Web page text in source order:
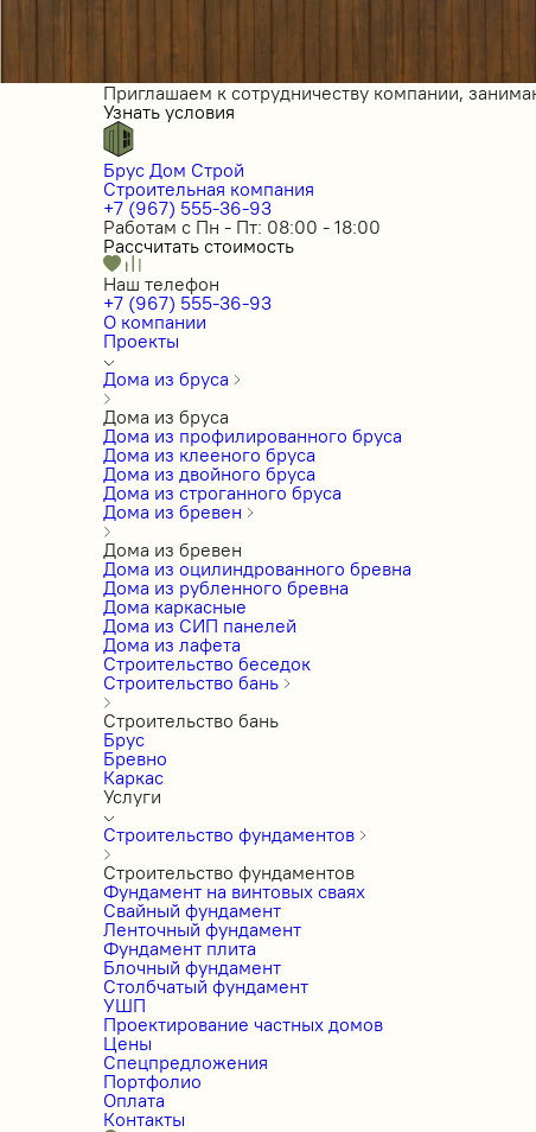
Приглашаем к сотрудничеству компании,
Узнать условия
Брус Дом Строй
Строительная компания
+7 (967) 555-36-93
Работам с Пн - Пт: 08:00 - 18:00
Рассчитать стоимость
Наш телефон
+7 (967) 555-36-93
О компании
Проекты
Дома из бруса
Дома из бруса
Дома из профилированного бруса
Дома из клееного бруса
Дома из двойного бруса
Дома из строганного бруса
Дома из бревен
Дома из бревен
Дома из оцилиндрованного бревна
Дома из рубленного бревна
Дома каркасные
Дома из СИП панелей
Дома из лафета
Строительство беседок
Строительство бань
Строительство бань
Брус
Бревно
Каркас
Услуги
Строительство фундаментов
Строительство фундаментов
Фундамент на винтовых сваях
Свайный фундамент
Ленточный фундамент
Фундамент плита
Блочный фундамент
Столбчатый фундамент
УШП
Проектирование частных домов
Цены
Спецпредложения
Портфолио
Оплата
Контакты